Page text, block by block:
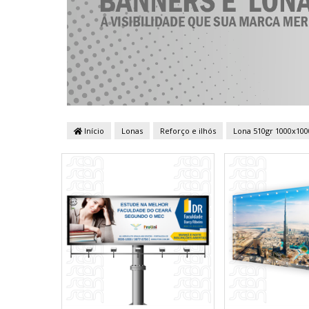
Início Lonas Reforço e ilhós Lona 510gr